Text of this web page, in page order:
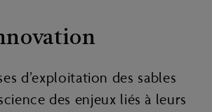
d’exploitation des sables
des enjeux liés à leurs